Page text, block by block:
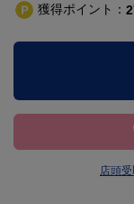
獲得ポイント：
店頭受